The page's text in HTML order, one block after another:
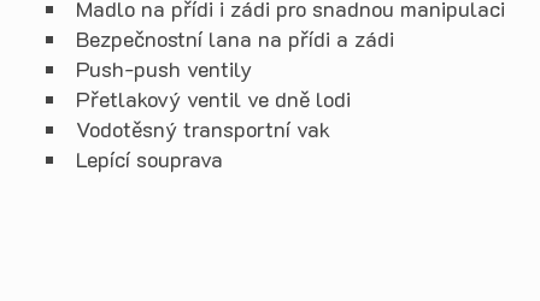
Madlo na přídi i zádi pro snadnou manipulaci
Bezpečnostní lana na přídi a zádi
Push-push ventily
Přetlakový ventil ve dně lodi
Vodotěsný transportní vak
Lepící souprava